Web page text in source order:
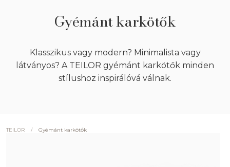
Gyémánt karkötők
Klasszikus vagy modern? Minimalista vagy
látványos? A TEILOR gyémánt karkötők minden
stílushoz inspirálóvá válnak.
TEILOR / Gyémánt karkötők